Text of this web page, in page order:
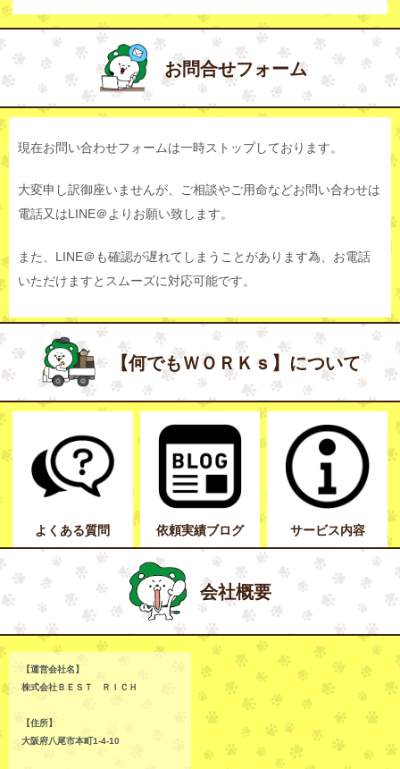
お問合せフォーム
現在お問い合わせフォームは一時ストップしております。
大変申し訳御座いませんが、ご相談やご用命などお問い合わせは
電話又はLINE＠よりお願い致します。
また、LINE＠も確認が遅れてしまうことがあります為、お電話
いただけますとスムーズに対応可能です。
【何でもＷＯＲＫｓ】について
よくある質問 依頼実績ブログ サービス内容
会社概要
【運営会社名】
株式会社ＢＥＳＴ ＲＩＣＨ
【住所】
大阪府八尾市本町1-4-10